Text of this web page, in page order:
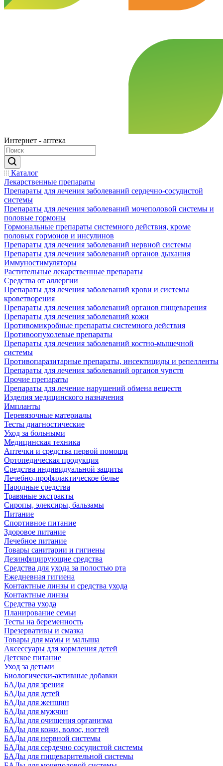
Интернет - аптека
Каталог
Лекарственные препараты
Препараты для лечения заболеваний сердечно-сосудистой
системы
Препараты для лечения заболеваний мочеполовой системы и
половые гормоны
Гормональные препараты системного действия, кроме
половых гормонов и инсулинов
Препараты для лечения заболеваний нервной системы
Препараты для лечения заболеваний органов дыхания
Иммуностимуляторы
Растительные лекарственные препараты
Средства от аллергии
Препараты для лечения заболеваний крови и системы
кроветворения
Препараты для лечения заболеваний органов пищеварения
Препараты для лечения заболеваний кожи
Противомикробные препараты системного действия
Противоопухолевые препараты
Препараты для лечения заболеваний костно-мышечной
системы
Противопаразитарные препараты, инсектициды и репелленты
Препараты для лечения заболеваний органов чувств
Прочие препараты
Препараты для лечение нарушений обмена веществ
Изделия медицинского назначения
Импланты
Перевязочные материалы
Тесты диагностические
Уход за больными
Медицинская техника
Аптечки и средства первой помощи
Ортопедическая продукция
Средства индивидуальной защиты
Лечебно-профилактическое белье
Народные средства
Травяные экстракты
Сиропы, элексиры, бальзамы
Питание
Спортивное питание
Здоровое питание
Лечебное питание
Товары санитарии и гигиены
Дезинфицирующие средства
Средства для ухода за полостью рта
Ежедневная гигиена
Контактные линзы и средства ухода
Контактные линзы
Средства ухода
Планирование семьи
Тесты на беременность
Презервативы и смазка
Товары для мамы и малыша
Аксессуары для кормления детей
Детское питание
Уход за детьми
Биологически-активные добавки
БАДы для зрения
БАДы для детей
БАДы для женщин
БАДы для мужчин
БАДы для очищения организма
БАДы для кожи, волос, ногтей
БАДы для нервной системы
БАДы для сердечно сосудистой системы
БАДы для пищеварительной системы